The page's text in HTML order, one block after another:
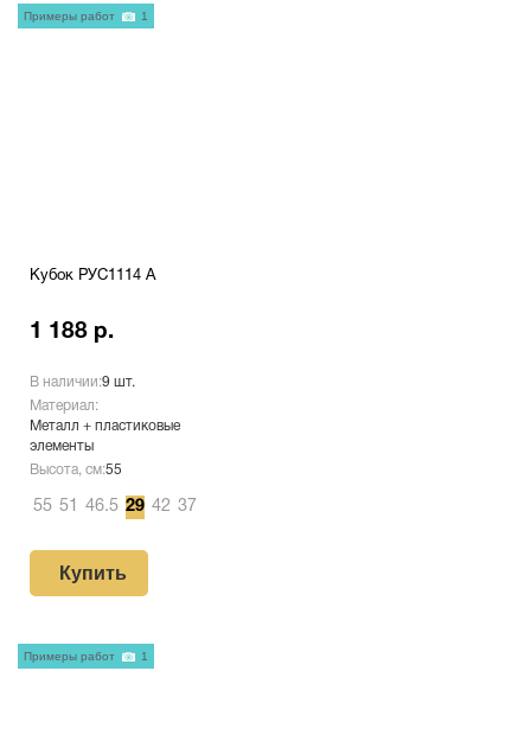
Кубок РУС1114 A
1 188 р.
В наличии:9 шт.
Материал:
Металл + пластиковые
элементы
Высота, см:55
55 51 46.5 29 42 37
Купить
Примеры работ 1
Примеры работ 1